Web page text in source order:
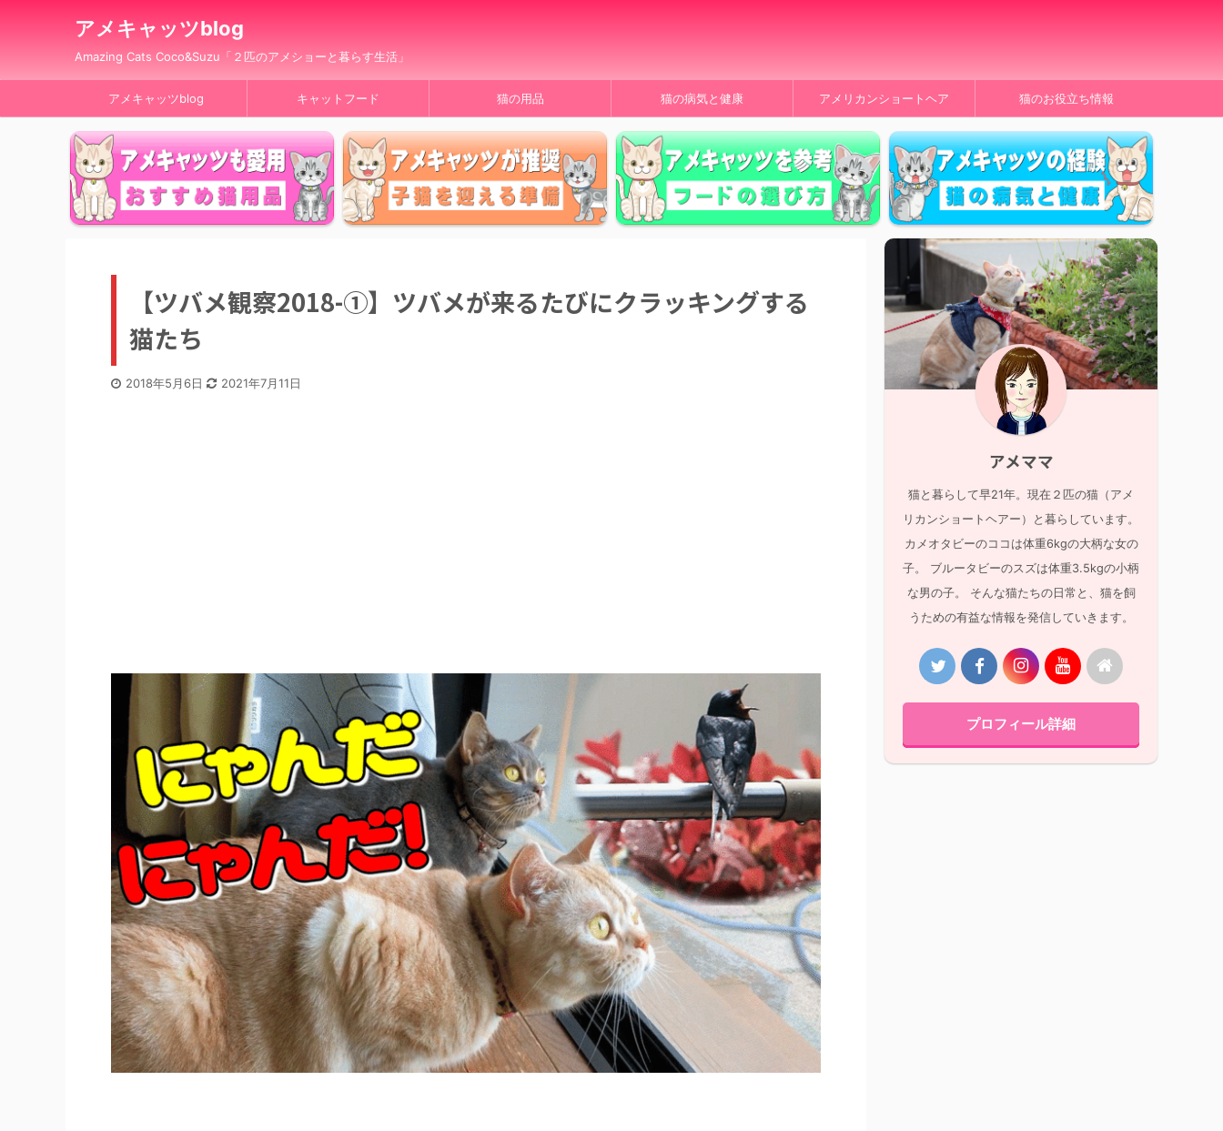
アメキャッツblog
Amazing Cats Coco&Suzu「２匹のアメショーと暮らす生活」
アメキャッツblog キャットフード 猫の用品 猫の病気と健康 アメリカンショートヘア 猫のお役立ち情報
【ツバメ観察2018-①】ツバメが来るたびにクラッキングする
猫たち
2018年5月6日 2021年7月11日
アメママ
猫と暮らして早21年。現在２匹の猫（アメ
リカンショートヘアー）と暮らしています。
カメオタビーのココは体重6kgの大柄な女の
子。 ブルータビーのスズは体重3.5kgの小柄
な男の子。 そんな猫たちの日常と、猫を飼
うための有益な情報を発信していきます。
プロフィール詳細